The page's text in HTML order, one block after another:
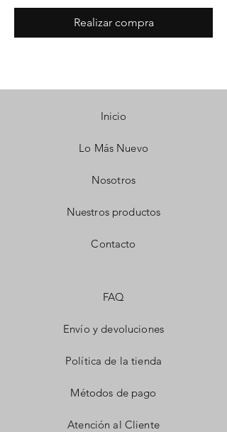
Realizar compra
Inicio
Lo Más Nuevo
Nosotros
Nuestros productos
Contacto
FAQ
Envío y devoluciones
Política de la tienda
Métodos de pago
Atención al Cliente